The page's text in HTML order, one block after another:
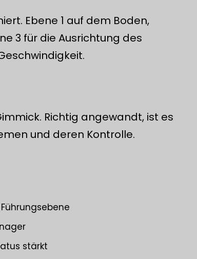
Ebene 1 auf dem Boden,
3 für die Ausrichtung des
Richtig angewandt, ist es
und deren Kontrolle.
stärkt